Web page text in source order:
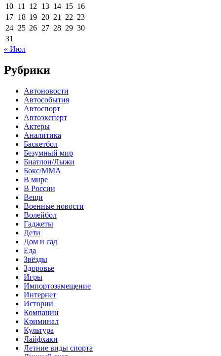
10 11 12 13 14 15 16
17 18 19 20 21 22 23
24 25 26 27 28 29 30
31
« Июл
Рубрики
Автоновости
Автособытия
Автоспорт
Автоэксперт
Актеры
Аналитика
Баскетбол
Безумный мир
Биатлон/Лыжи
Бокс/MMA
В мире
В России
Вещи
Военные новости
Волейбол
Гаджеты
Дети
Дом и сад
Еда
Звёзды
Здоровье
Игры
Импортозамещение
Интернет
Истории
Компании
Криминал
Культура
Лайфхаки
Летние виды спорта